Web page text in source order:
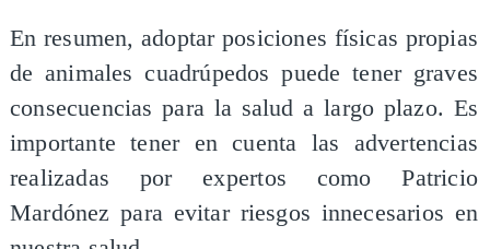
En resumen, adoptar posiciones físicas propias
de animales cuadrúpedos puede tener graves
consecuencias para la salud a largo plazo. Es
importante tener en cuenta las advertencias
realizadas por expertos como Patricio
Mardónez para evitar riesgos innecesarios en